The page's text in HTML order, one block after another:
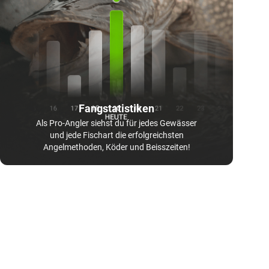
Fangstatistiken
Als Pro-Angler siehst du für jedes Gewässer
und jede Fischart die erfolgreichsten
Angelmethoden, Köder und Beisszeiten!